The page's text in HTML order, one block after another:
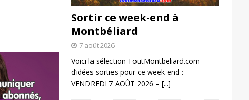
Sortir ce week-end à
Montbéliard
7 août 2026
Voici la sélection ToutMontbeliard.com
d’idées sorties pour ce week-end :
VENDREDI 7 AOÛT 2026 – [...]